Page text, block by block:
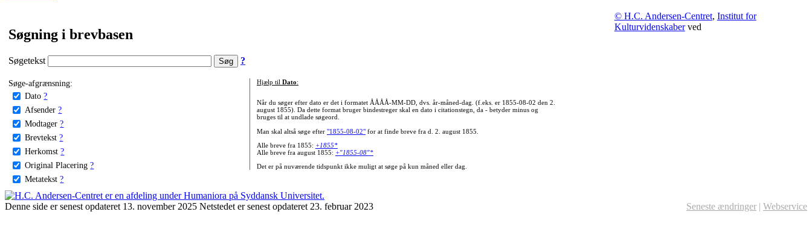
Søgning i brevbasen
Søgetekst ?
Søge-afgrænsning:
Dato ?
Afsender ?
Modtager ?
Brevtekst ?
Herkomst ?
Original Placering ?
Metatekst ?
Hjælp til Dato:
Når du søger efter dato er det i formatet ÅÅÅÅ-MM-DD, dvs. år-måned-dag. (f.eks. er 1855-08-02 den 2.
august 1855). Da dette format bruger bindestreger skal en dato i citationstegn, da - betyder minus og
bruges til at undlade søgeord.
Man skal altså søge efter "1855-08-02"for at finde breve fra d. 2. august 1855.
Alle breve fra 1855: +1855*
Alle breve fra august 1855: +"1855-08"*
Det er på nuværende tidspunkt ikke muligt at søge på kun måned eller dag.
© H.C. Andersen-Centret, Institut for
Kulturvidenskaberved
Denne side er senest opdateret 13. november 2025 Netstedet er senest opdateret 23. februar 2023 Seneste ændringer | Webservice